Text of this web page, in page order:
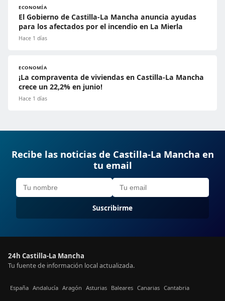
ECONOMÍA
El Gobierno de Castilla-La Mancha anuncia ayudas
para los afectados por el incendio en La Mierla
Hace 1 días
ECONOMÍA
¡La compraventa de viviendas en Castilla-La Mancha
crece un 22,2% en junio!
Hace 1 días
Recibe las noticias de Castilla-La Mancha en
tu email
Suscribirme
24h Castilla-La Mancha
Tu fuente de información local actualizada.
España Andalucía Aragón Asturias Baleares Canarias Cantabria